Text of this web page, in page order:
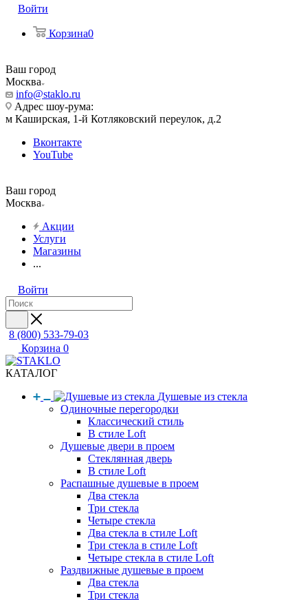
Войти
Корзина0
Ваш город
Москва
info@staklo.ru
Адрес шоу-рума:
м Каширская, 1-й Котляковский переулок, д.2
Вконтакте
YouTube
Ваш город
Москва
Акции
Услуги
Магазины
...
Войти
8 (800) 533-79-03
Корзина 0
КАТАЛОГ
Душевые из стекла
Одиночные перегородки
Классический стиль
В стиле Loft
Душевые двери в проем
Стеклянная дверь
В стиле Loft
Распашные душевые в проем
Два стекла
Три стекла
Четыре стекла
Два стекла в стиле Loft
Три стекла в стиле Loft
Четыре стекла в стиле Loft
Раздвижные душевые в проем
Два стекла
Три стекла